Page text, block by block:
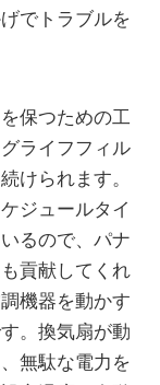
でトラブルを
保つための工
ライフフィル
けられます。
ジュールタイ
るので、パナ
貢献してくれ
機器を動かす
。換気扇が動
無駄な電力を